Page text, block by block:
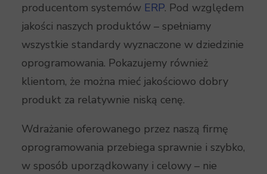
producentom systemów ERP. Pod względem
jakości naszych produktów – spełniamy
wszystkie standardy wyznaczone w dziedzinie
oprogramowania. Pokazujemy również
klientom, że można mieć jakościowo dobry
produkt za relatywnie niską cenę.
Wdrażanie oferowanego przez naszą firmę
oprogramowania przebiega sprawnie i szybko,
w sposób uporządkowany i celowy – nie